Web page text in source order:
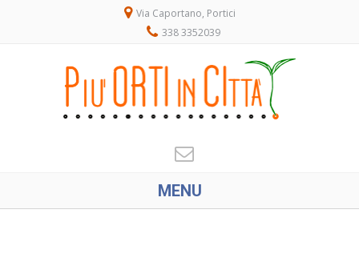
Via Caportano, Portici
338 3352039
MENU